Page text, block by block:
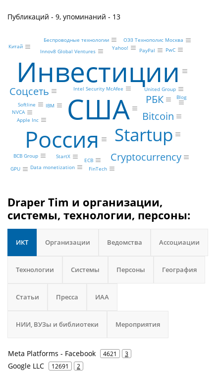
Публикаций - 9, упоминаний - 13
США
Инвестиции
Россия Startup
Cryptocurrency
Соцсеть
Bitcoin
РБК
Softline
United Group
Apple Inc
IBM
Intel Security McAfee
PwC
PayPal
Yahoo!
Innov8 Global Ventures
BCB Group StartX
Китай
ECB
ОЭЗ Технополис Москва
NVCA
GPU Data monetization
Беспроводные технологии
Blog
FinTech
Draper Tim и организации,
системы, технологии, персоны:
ИКТ Организации Ведомства Ассоциации
Технологии Системы Персоны География
Статьи Пресса ИАА
НИИ, ВУЗы и библиотеки Мероприятия
Meta Platforms - Facebook 4621 3
Google LLC 12691 2